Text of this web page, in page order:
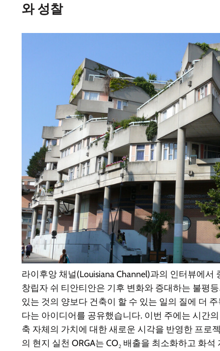
와 성찰
라이후앙 채널(Louisiana Channel)과의 인터뷰에서
창립자 쉬 티안티안은 기후 변화와 증대하는 불평
있는 것의 양보다 건축이 할 수 있는 일의 질에 더
다는 아이디어를 공유했습니다. 이번 주에는 시간
축 자체의 가치에 대한 새로운 시각을 반영한 프로
의 현지 실천 ORGA는 CO₂ 배출을 최소화하고 화